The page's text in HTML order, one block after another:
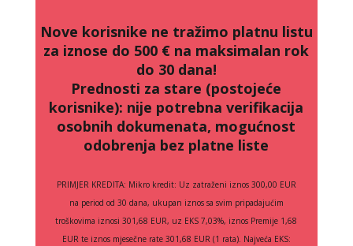
Nove korisnike ne tražimo platnu listu
za iznose do 500 € na maksimalan rok
do 30 dana!
Prednosti za stare (postojeće
korisnike): nije potrebna verifikacija
osobnih dokumenata, mogućnost
odobrenja bez platne liste
PRIMJER KREDITA: Mikro kredit: Uz zatraženi iznos 300,00 EUR
na period od 30 dana, ukupan iznos sa svim pripadajućim
troškovima iznosi 301,68 EUR, uz EKS 7,03%, iznos Premije 1,68
EUR te iznos mjesečne rate 301,68 EUR (1 rata). Najveća EKS: